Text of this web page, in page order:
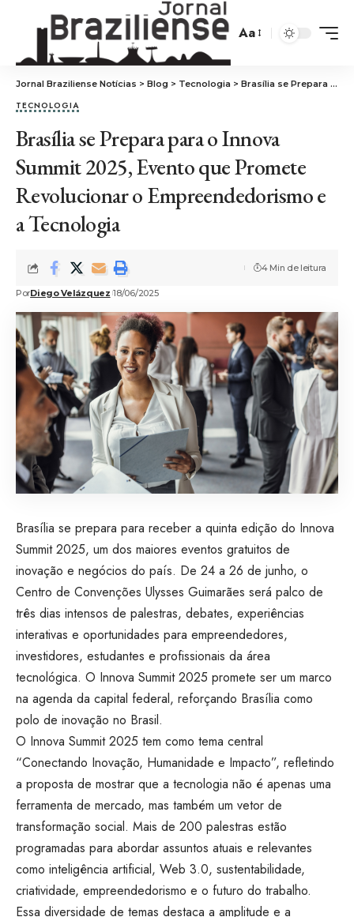
Aa
Jornal Braziliense Notícias > Blog > Tecnologia > Brasília se Prepara para o Innova Summit 2025, Evento que Promete Revolucionar o Empreendedorismo e a Tecnologia
TECNOLOGIA
Brasília se Prepara para o Innova
Summit 2025, Evento que Promete
Revolucionar o Empreendedorismo e
a Tecnologia
PorDiego Velázquez 18/06/2025
4 Min de leitura
Brasília se prepara para receber a quinta edição do Innova
Summit 2025, um dos maiores eventos gratuitos de
inovação e negócios do país. De 24 a 26 de junho, o
Centro de Convenções Ulysses Guimarães será palco de
três dias intensos de palestras, debates, experiências
interativas e oportunidades para empreendedores,
investidores, estudantes e profissionais da área
tecnológica. O Innova Summit 2025 promete ser um marco
na agenda da capital federal, reforçando Brasília como
polo de inovação no Brasil.
O Innova Summit 2025 tem como tema central
“Conectando Inovação, Humanidade e Impacto”, refletindo
a proposta de mostrar que a tecnologia não é apenas uma
ferramenta de mercado, mas também um vetor de
transformação social. Mais de 200 palestras estão
programadas para abordar assuntos atuais e relevantes
como inteligência artificial, Web 3.0, sustentabilidade,
criatividade, empreendedorismo e o futuro do trabalho.
Essa diversidade de temas destaca a amplitude e a